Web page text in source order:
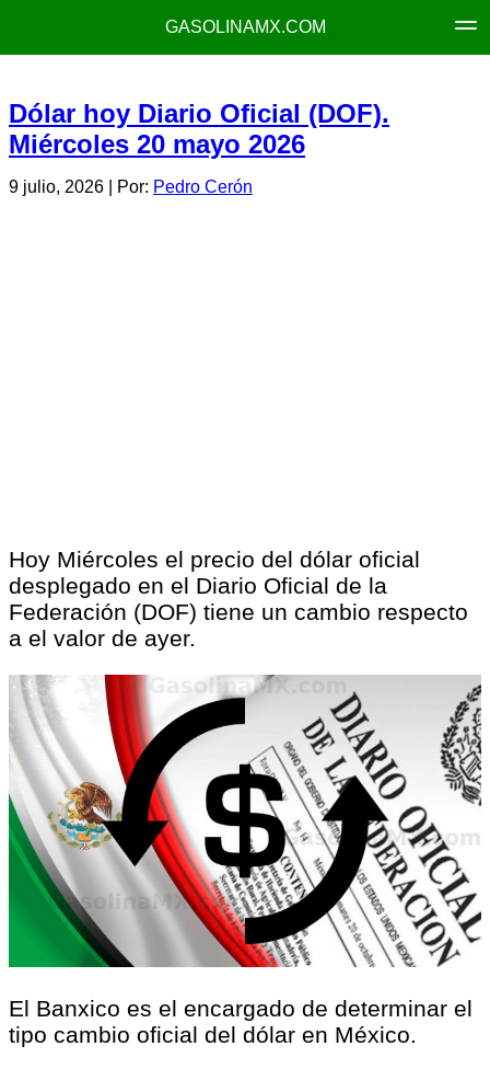
GASOLINAMX.COM
Dólar hoy Diario Oficial (DOF).
Miércoles 20 mayo 2026
9 julio, 2026 | Por: Pedro Cerón
Hoy Miércoles el precio del dólar oficial
desplegado en el Diario Oficial de la
Federación (DOF) tiene un cambio respecto
a el valor de ayer.
El Banxico es el encargado de determinar el
tipo cambio oficial del dólar en México.